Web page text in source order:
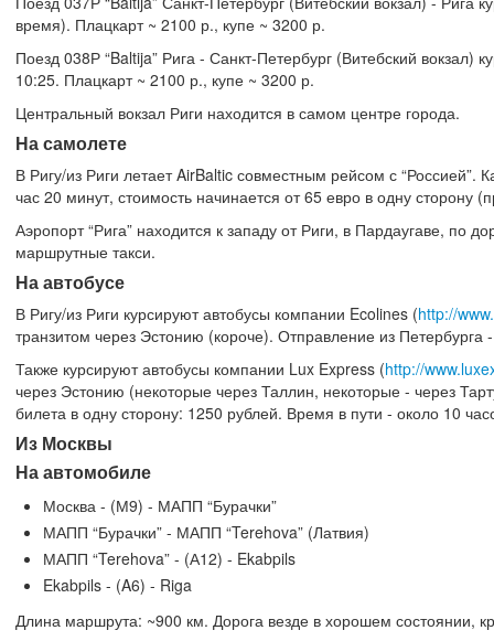
время). Плацкарт ~ 2100 р., купе ~ 3200 р.
Поезд 038Р “Baltija” Рига - Санкт-Петербург (Витебский
10:25. Плацкарт ~ 2100 р., купе ~ 3200 р.
Центральный вокзал Риги находится в самом центре города.
На самолете
В Ригу/из Риги летает AirBaltic совместным рейсом с
час 20 минут, стоимость начинается от 65 евро в одну сторону
Аэропорт “Рига” находится к западу от Риги, в Пардаугаве, по
маршрутные такси.
На автобусе
В Ригу/из Риги курсируют автобусы компании Ecolines (http://
транзитом через Эстонию (короче). Отправление из Петербурга -
Также курсируют автобусы компании Lux Express (http://
через Эстонию (некоторые через Таллин, некоторые - через
билета в одну сторону: 1250 рублей. Время в пути - около 10
Из Москвы
На автомобиле
Москва - (М9) - МАПП “Бурачки”
МАПП “Бурачки” - МАПП “Terehova” (Латвия)
МАПП “Terehova” - (А12) - Ekabpils
Ekabpils - (A6) - Riga
Длина маршрута: ~900 км. Дорога везде в хорошем состоянии,